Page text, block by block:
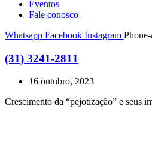
Eventos
Fale conosco
Whatsapp Facebook Instagram
(31) 3241-2811
16 outubro, 2023
Crescimento